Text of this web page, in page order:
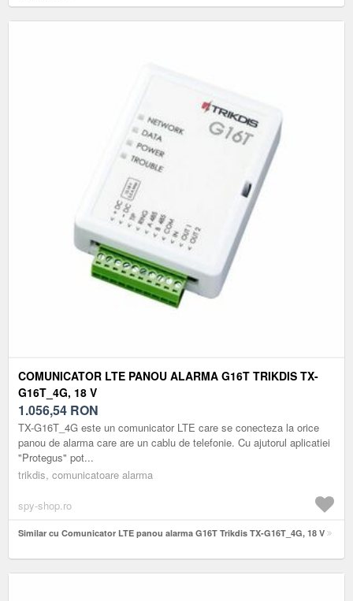
COMUNICATOR LTE PANOU ALARMA G16T TRIKDIS TX-
G16T_4G, 18 V
1.056,54 RON
TX-G16T_4G este un comunicator LTE care se conecteza la orice
panou de alarma care are un cablu de telefonie. Cu ajutorul aplicatiei
"Protegus" pot...
trikdis, comunicatoare alarma
spy-shop.ro
Similar cu Comunicator LTE panou alarma G16T Trikdis TX-G16T_4G, 18 V